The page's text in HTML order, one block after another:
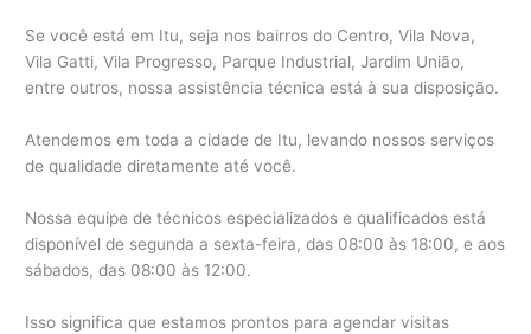
Se você está em Itu, seja nos bairros do Centro, Vila Nova,
Vila Gatti, Vila Progresso, Parque Industrial, Jardim União,
entre outros, nossa assistência técnica está à sua disposição.
Atendemos em toda a cidade de Itu, levando nossos serviços
de qualidade diretamente até você.
Nossa equipe de técnicos especializados e qualificados está
disponível de segunda a sexta-feira, das 08:00 às 18:00, e aos
sábados, das 08:00 às 12:00.
Isso significa que estamos prontos para agendar visitas